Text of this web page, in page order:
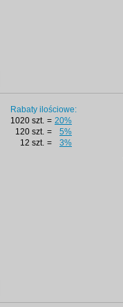
Rabaty ilościowe:
1020 szt. = 20%
120 szt. =
5%
12 szt. = 3%